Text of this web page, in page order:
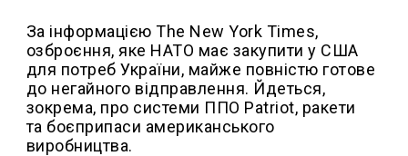
За інформацією The New York Times,
озброєння, яке НАТО має закупити у США
для потреб України, майже повністю готове
до негайного відправлення. Йдеться,
зокрема, про системи ППО Patriot, ракети
та боєприпаси американського
виробництва.